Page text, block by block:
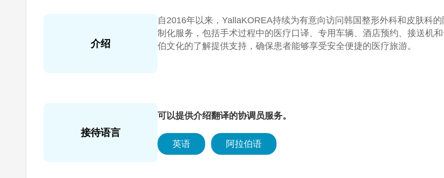
介绍
自2016年以来，YallaKOREA持续为有意向访问韩国整形外科和皮肤科
制化服务，包括手术过程中的医疗口译、专用车辆、酒店预约、接送机
伯文化的了解提供支持，确保患者能够享受安全便捷的医疗旅游。
接待语言
可以提供介绍翻译的协调员服务。
英语 阿拉伯语